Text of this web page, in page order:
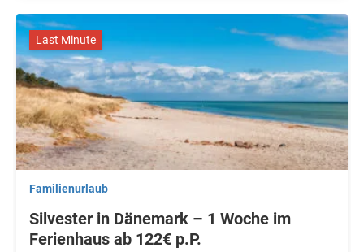
Last Minute
Familienurlaub
Silvester in Dänemark – 1 Woche im
Ferienhaus ab 122€ p.P.